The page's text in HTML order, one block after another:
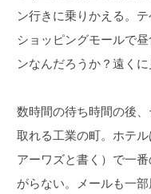
ン行きに乗りかえる。
ショッピングモールで
ンなんだろうか？遠く
数時間の待ち時間の後
取れる工業の町。ホテ
アーワズと書く）で一
がらない。メールも一